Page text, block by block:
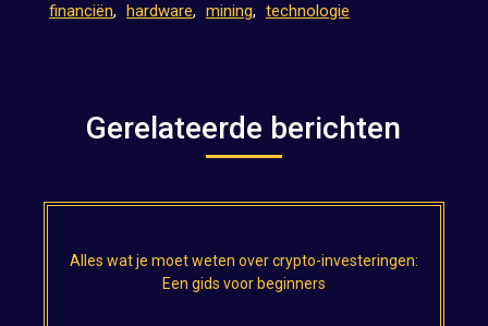
financiën, hardware, mining, technologie
Gerelateerde berichten
Alles wat je moet weten over crypto-investeringen:
Een gids voor beginners